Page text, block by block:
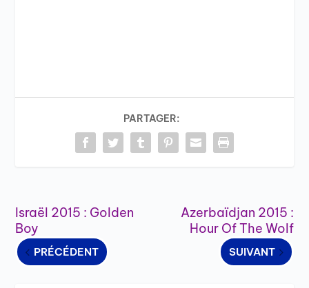
PARTAGER:
Israël 2015 : Golden
Boy
PRÉCÉDENT
Azerbaïdjan 2015 :
Hour Of The Wolf
SUIVANT